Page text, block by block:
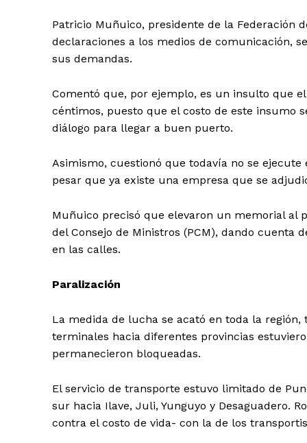
Patricio Muñuico, presidente de la Federación
declaraciones a los medios de comunicación,
sus demandas.
Comentó que, por ejemplo, es un insulto que
céntimos, puesto que el costo de este insumo
diálogo para llegar a buen puerto.
Asimismo, cuestionó que todavía no se
pesar que ya existe una empresa que se
Muñuico precisó que elevaron un memorial al
del Consejo de Ministros (PCM), dando cuenta
en las calles.
Paralización
La medida de lucha se acató en toda la
terminales hacia diferentes provincias
permanecieron bloqueadas.
El servicio de transporte estuvo limitado de
sur hacia Ilave, Juli, Yunguyo y Desaguadero.
contra el costo de vida- con la de los